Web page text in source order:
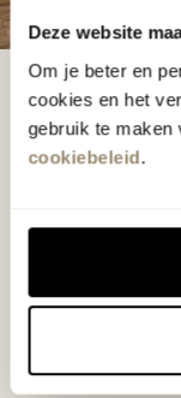
Deze website
Om je beter en
cookies en het
gebruik te maken
cookiebeleid.
De
gezien
'Weer
hebben